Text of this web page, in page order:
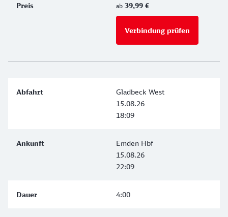
ab 39,99 €
Verbindung prüfen
Gladbeck West
15.08.26
18:09
Emden Hbf
15.08.26
22:09
4:00